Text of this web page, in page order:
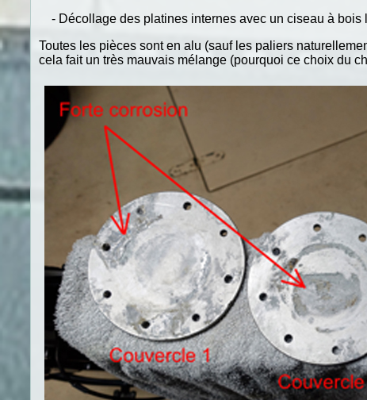
- Décollage des platines internes avec un ciseau à bois
Toutes les pièces sont en alu (sauf les paliers
cela fait un très mauvais mélange (pourquoi ce